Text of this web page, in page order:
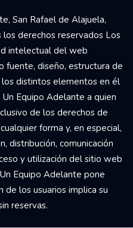
San Rafael de Alajuela,
los derechos reservados Los
intelectual del web
fuente, diseño, estructura de
distintos elementos en él
Equipo Adelante a quien
de los derechos de
forma y, en especial,
distribución, comunicación
y utilización del sitio web
Equipo Adelante pone
los usuarios implica su
reservas.